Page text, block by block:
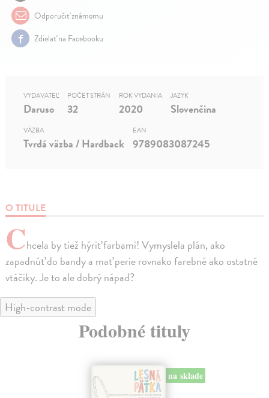
Odporučiť známemu
Zdielať na Facebooku
O TITULE
Chcela by tiež hýriť farbami! Vymyslela plán, ako
zapadnúť do bandy a mať perie rovnako farebné ako ostatné
vtáčiky. Je to ale dobrý nápad?
VYDAVATEĽ
Daruso
POČET STRÁN
32
ROK VYDANIA
2020
JAZYK
Slovenčina
VÄZBA
Tvrdá väzba / Hardback
EAN
9789083087245
High-contrast mode
Podobné tituly
na sklade